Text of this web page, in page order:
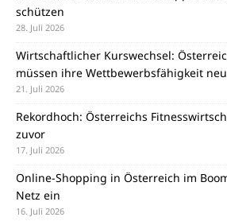
schützen
28. Juli 2026
Wirtschaftlicher Kurswechsel:
müssen ihre Wettbewerbsfähigkeit
21. Juli 2026
Rekordhoch: Österreichs
zuvor
17. Juli 2026
Online-Shopping in Österreich im
Netz ein
16. Juli 2026